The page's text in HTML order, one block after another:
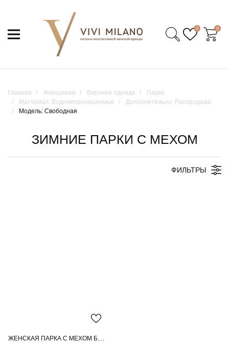
0 0
Главная Женщинам Верхняя одежда
Парки
Материал: Водонепроницаемые
Дополнительно: Распродажа
Модель: Свободная
ЗИМНИЕ ПАРКИ С МЕХОМ
ФИЛЬТРЫ
ЖЕНСКАЯ ПАРКА С МЕХОМ БЕНГАЛЬСКОЙ ЛИСЫ